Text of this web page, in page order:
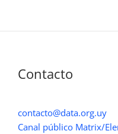
Contacto
contacto@data.org.uy
Canal público Matrix/